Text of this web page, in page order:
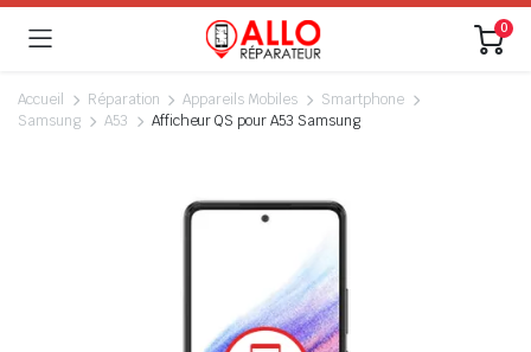
0
Accueil Réparation Appareils Mobiles
Smartphone
Samsung
A53 Afficheur QS pour A53 Samsung